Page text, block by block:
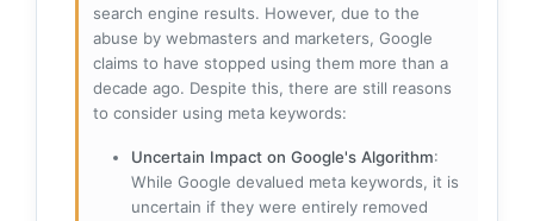
search engine results. However, due to the
abuse by webmasters and marketers, Google
claims to have stopped using them more than a
decade ago. Despite this, there are still reasons
to consider using meta keywords:
Uncertain Impact on Google's Algorithm:
While Google devalued meta keywords, it is
uncertain if they were entirely removed